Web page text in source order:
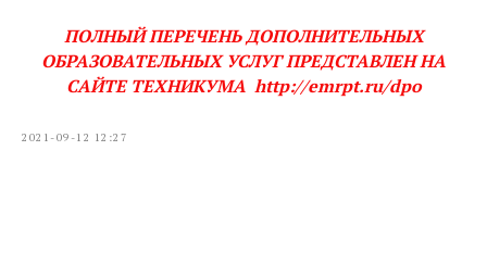
ПОЛНЫЙ ПЕРЕЧЕНЬ ДОПОЛНИТЕЛЬНЫХ
ОБРАЗОВАТЕЛЬНЫХ УСЛУГ ПРЕДСТАВЛЕН НА
САЙТЕ ТЕХНИКУМА http://emrpt.ru/dpo
2021-09-12 12:27